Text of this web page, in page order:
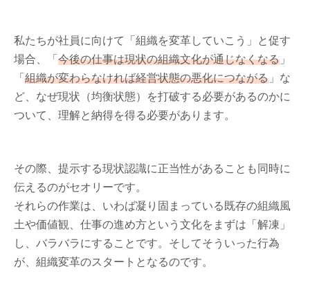
私たちが社員に向けて「組織を変革していこう」と促す
場合、「 今後の仕事は現状の組織文化が通じなくなる 」
「 組織が変わらなければ経営状態の悪化につながる 」な
ど、なぜ現状（均衡状態）を打破する必要があるのかに
ついて、理解と納得を得る必要があります。
その際、提示する現状認識に正当性があることも同時に
伝えるのがセオリーです。
それらの作業は、いわば凝り固まっている既存の組織風
土や価値観、仕事の進め方という文化をまずは「解凍」
し、バラバラにすることです。そしてそういった行為
が、組織変革のスタートとなるのです。